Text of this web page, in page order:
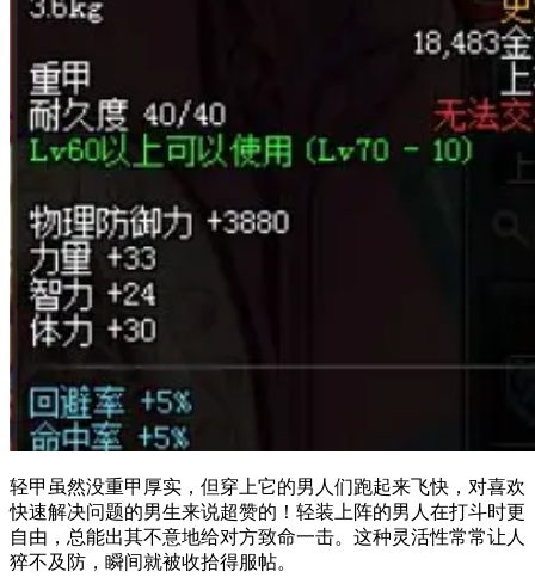
轻甲虽然没重甲厚实，但穿上它的男人们跑起来飞快，对喜欢
快速解决问题的男生来说超赞的！轻装上阵的男人在打斗时更
自由，总能出其不意地给对方致命一击。这种灵活性常常让人
猝不及防，瞬间就被收拾得服帖。